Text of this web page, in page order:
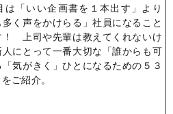
は「いい企画書を１本出す」より
多く声をかけらる」社員になること
！ 上司や先輩は教えてくれないけ
人にとって一番大切な「誰からも可
気がきく」ひとになるための５３
ご紹介。